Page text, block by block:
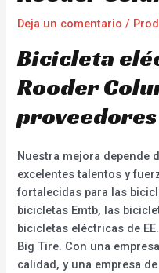
Deja un comentario /
Bicicleta
Rooder
proveedores
Nuestra mejora depende
excelentes talentos y
fortalecidas para las
bicicletas Emtb, las
bicicletas eléctricas de
Big Tire. Con una
calidad, y una empresa